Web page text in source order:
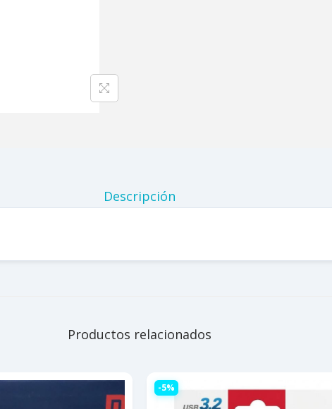
Descripción
Productos relacionados
-5%